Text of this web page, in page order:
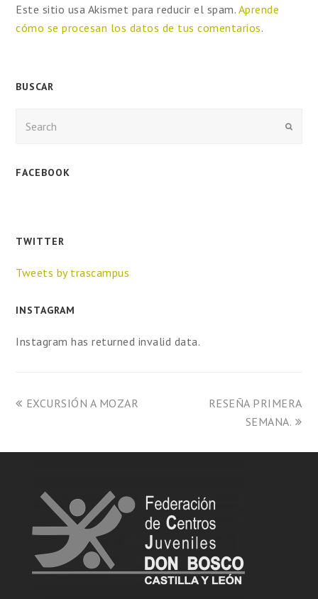
Este sitio usa Akismet para reducir el spam. Aprende
cómo se procesan los datos de tus comentarios.
BUSCAR
Enviar
FACEBOOK
TWITTER
Tweets by trascampus
INSTAGRAM
Instagram has returned invalid data.
EXCURSIÓN A MOZAR
RESEÑA PRIMERA
SEMANA.